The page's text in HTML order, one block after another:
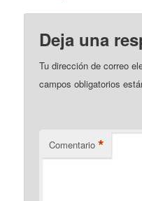
Deja una
Tu dirección de correo
campos obligatorios
Comentario *